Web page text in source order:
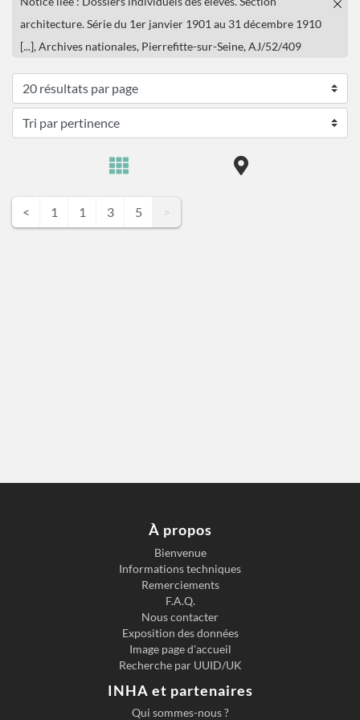
architecture. Série du 1er janvier 1901 au 31 décembre 1910
[...], Archives nationales, Pierrefitte-sur-Seine, AJ/52/409
< 1 1 3 5 >
À propos
Bienvenue
Informations techniques
Remerciements
F.A.Q.
Nous contacter
Exposition des données
Image page d'accueil
Recherche par UUID/UK
INHA et partenaires
Qui sommes-nous ?